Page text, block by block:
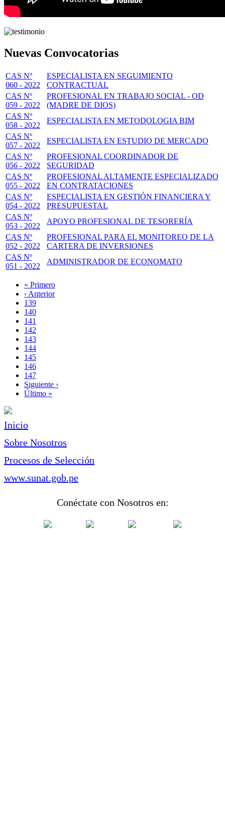
Nuevas Convocatorias
CAS Nº
060 - 2022
ESPECIALISTA EN SEGUIMIENTO
CONTRACTUAL
CAS Nº
059 - 2022
PROFESIONAL EN TRABAJO SOCIAL - OD
(MADRE DE DIOS)
CAS Nº
058 - 2022
ESPECIALISTA EN METODOLOGIA BIM
CAS Nº
057 - 2022
ESPECIALISTA EN ESTUDIO DE MERCADO
CAS Nº
056 - 2022
PROFESIONAL COORDINADOR DE
SEGURIDAD
CAS Nº
055 - 2022
PROFESIONAL ALTAMENTE ESPECIALIZADO
EN CONTRATACIONES
CAS Nº
054 - 2022
ESPECIALISTA EN GESTIÓN FINANCIERA Y
PRESUPUESTAL
CAS Nº
053 - 2022
APOYO PROFESIONAL DE TESORERÍA
CAS Nº
052 - 2022
PROFESIONAL PARA EL MONITOREO DE LA
CARTERA DE INVERSIONES
CAS Nº
051 - 2022
ADMINISTRADOR DE ECONOMATO
Paginación
Primera
página
« Primero
Página
anterior
‹ Anterior
Page
139
Page
140
Page
141
Page
142
Página
actual
143
Page
144
Page
145
Page
146
Page
147
Siguiente
página
Siguiente ›
Última
Último »
Inicio
Sobre Nosotros
Procesos de Selección
www.sunat.gob.pe
Conéctate con Nosotros en: